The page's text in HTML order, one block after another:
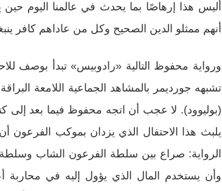
أليس هذا إرهاصًا بما يحدث في عالمنا اليوم حين
أنهم ممثلو الدين الصحيح وكل من عاداهم كافر
ورواية محفوظ التالية «رادوبيس» تبدأ بوصف
تشبهه جورديمر بالمشاهد الجماعية اللامعة
(بوليوود). لا عجب أن اتجه محفوظ فيما بعد إلى
يلبث هذا الاحتفال الذي يزدان بموكب الفرعون
الرواية: صراع بين سلطة الفرعون الشاب وسلطة
وأن يستخدم المال الذي يؤول إليه في محاربة